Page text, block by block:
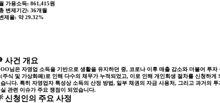
가용소득: 861,415원
변제기간: 36개월
제율: 약 29.32%
사건 개요
님은 자영업 소득을 기반으로 생활을 유지하던 중, 코로나 이후 매출 감소와 더불어투자
주식 및 가상화폐)로 인해 다수의 채무가 누적되었고, 이로 인해 개인회생 절차를 신청하게
니다. 특히 자영업자 특성상 소득의 산정 방법, 일부 채권의 자금 사용처, 그리고 과거의 투
관련 이슈가 주요 쟁점이 되었습니다.
신청인의 주요 사정